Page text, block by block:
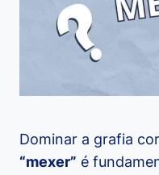
Dominar a grafia
“mexer” é